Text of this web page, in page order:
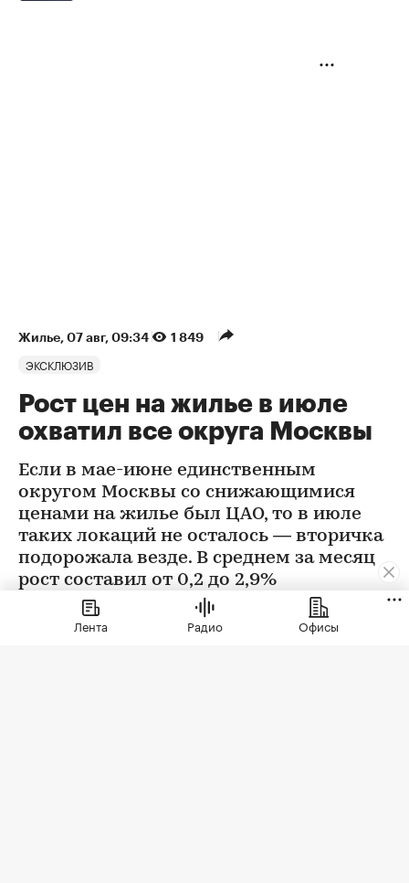
Жилье⁠, 07 авг, 09:34 1 849
ЭКСКЛЮЗИВ
Рост цен на жилье в июле
охватил все округа Москвы
Если в мае-июне единственным
округом Москвы со снижающимися
ценами на жилье был ЦАО, то в июле
таких локаций не осталось — вторичка
подорожала везде. В среднем за месяц
рост составил от 0,2 до 2,9%
Лента Радио Офисы